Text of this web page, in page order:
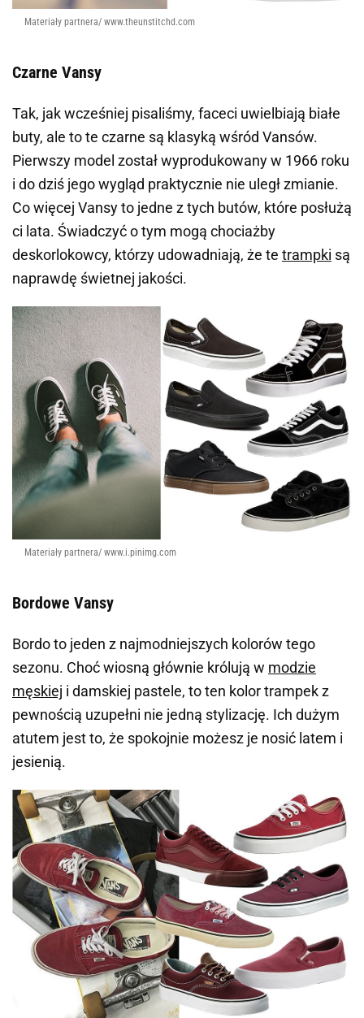
Materiały partnera/ www.theunstitchd.com
Czarne Vansy
Tak, jak wcześniej pisaliśmy, faceci uwielbiają białe
buty, ale to te czarne są klasyką wśród Vansów.
Pierwszy model został wyprodukowany w 1966 roku
i do dziś jego wygląd praktycznie nie uległ zmianie.
Co więcej Vansy to jedne z tych butów, które posłużą
ci lata. Świadczyć o tym mogą chociażby
deskorlokowcy, którzy udowadniają, że te trampki są
naprawdę świetnej jakości.
Materiały partnera/ www.i.pinimg.com
Bordowe Vansy
Bordo to jeden z najmodniejszych kolorów tego
sezonu. Choć wiosną głównie królują w modzie
męskiej i damskiej pastele, to ten kolor trampek z
pewnością uzupełni nie jedną stylizację. Ich dużym
atutem jest to, że spokojnie możesz je nosić latem i
jesienią.